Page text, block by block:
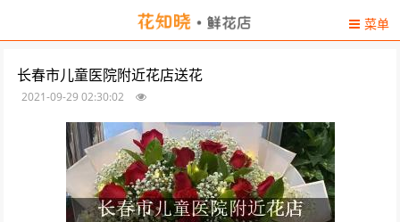
菜单
长春市儿童医院附近花店送花
2021-09-29 02:30:02